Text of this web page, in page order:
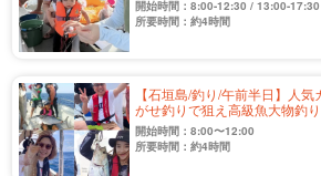
開始時間：8:00-12:30 / 13:00-17:30
所要時間：約4時間
【石垣島/釣り/午前半日】人
がせ釣りで狙え高級魚大物釣
能＆写真無料＞初心者やファ
開始時間：8:00〜12:00
所要時間：約4時間